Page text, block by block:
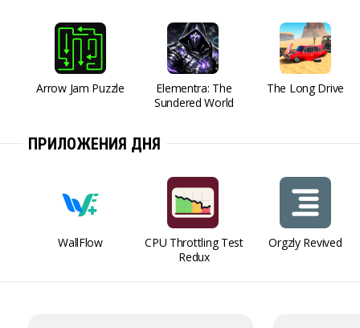
Arrow Jam Puzzle
Elementra: The
Sundered World
The Long Drive
ПРИЛОЖЕНИЯ ДНЯ
WallFlow
CPU Throttling Test
Redux
Orgzly Revived